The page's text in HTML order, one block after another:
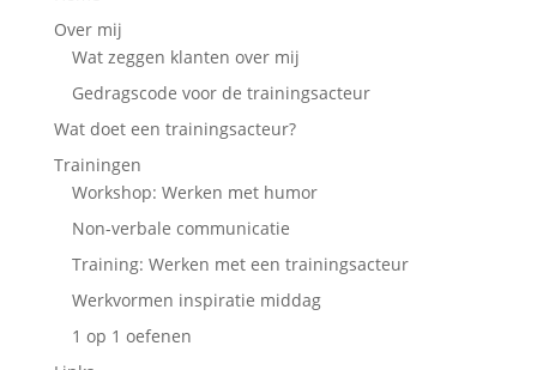
Over mij
Wat zeggen klanten over mij
Gedragscode voor de trainingsacteur
Wat doet een trainingsacteur?
Trainingen
Workshop: Werken met humor
Non-verbale communicatie
Training: Werken met een trainingsacteur
Werkvormen inspiratie middag
1 op 1 oefenen